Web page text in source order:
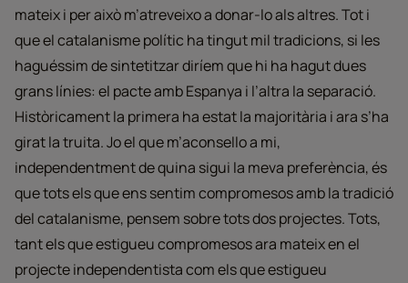
mateix i per això m’atreveixo a donar-lo als altres. Tot i
que el catalanisme polític ha tingut mil tradicions, si les
haguéssim de sintetitzar diríem que hi ha hagut dues
grans línies: el pacte amb Espanya i l’altra la separació.
Històricament la primera ha estat la majoritària i ara s’ha
girat la truita. Jo el que m’aconsello a mi,
independentment de quina sigui la meva preferència, és
que tots els que ens sentim compromesos amb la tradició
del catalanisme, pensem sobre tots dos projectes. Tots,
tant els que estigueu compromesos ara mateix en el
projecte independentista com els que estigueu